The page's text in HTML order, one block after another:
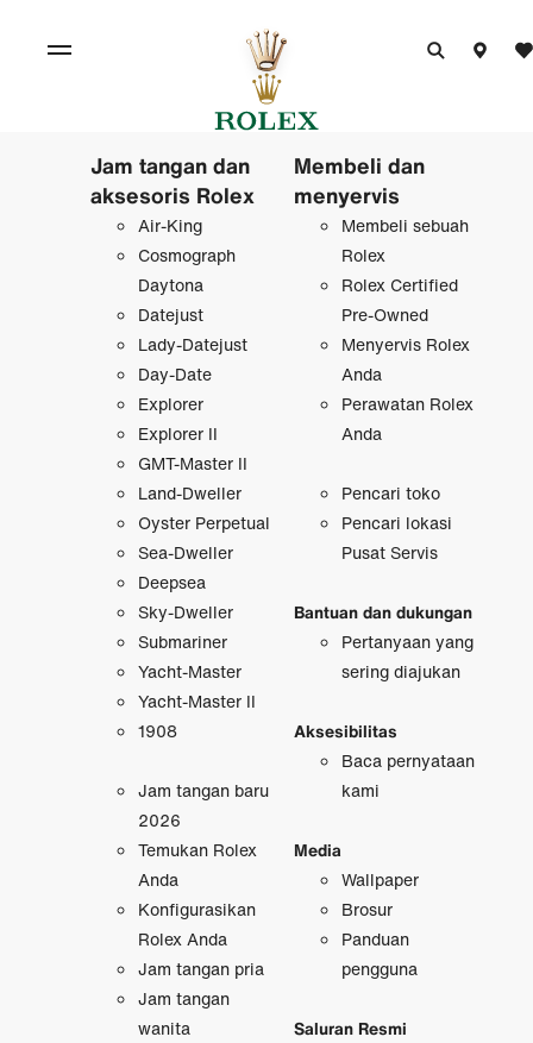
Jam tangan dan
aksesoris Rolex
Air-King
Cosmograph
Daytona
Datejust
Lady-Datejust
Day-Date
Explorer
Explorer II
GMT-Master II
Land-Dweller
Oyster Perpetual
Sea-Dweller
Deepsea
Sky-Dweller
Submariner
Yacht-Master
Yacht-Master II
1908
Jam tangan baru
2026
Temukan Rolex
Anda
Konfigurasikan
Rolex Anda
Jam tangan pria
Jam tangan
wanita
Membeli dan
menyervis
Membeli sebuah
Rolex
Rolex Certified
Pre‑Owned
Menyervis Rolex
Anda
Perawatan Rolex
Anda
Pencari toko
Pencari lokasi
Pusat Servis
Bantuan dan dukungan
Pertanyaan yang
sering diajukan
Aksesibilitas
Baca pernyataan
kami
Media
Wallpaper
Brosur
Panduan
pengguna
Saluran Resmi